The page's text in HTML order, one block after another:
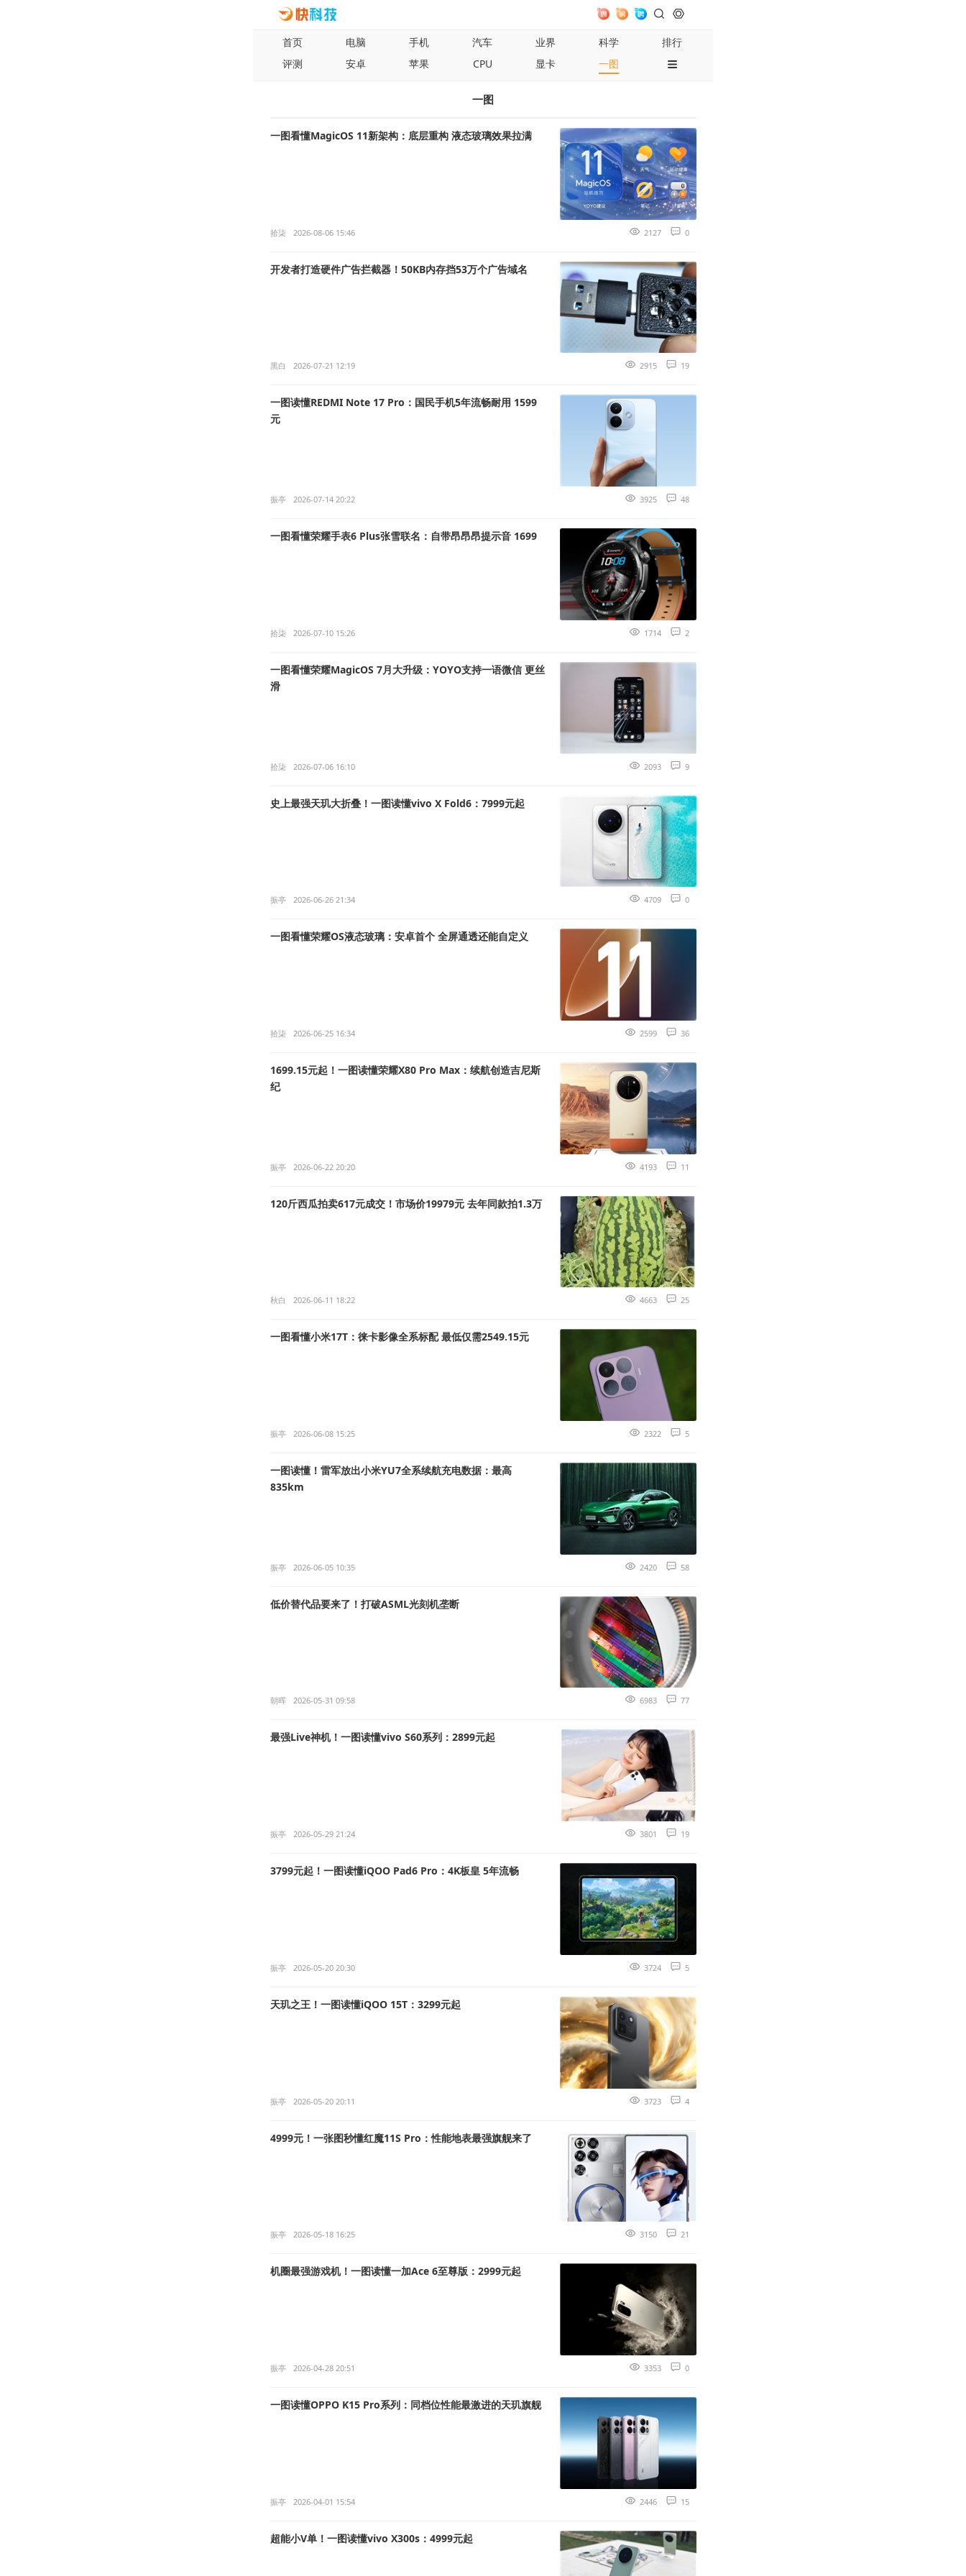
首页 电脑 手机 汽车 业界 科学
排行
评测
安卓 苹果 CPU 显卡 一图
一图
一图看懂MagicOS 11新架构：底层重构 液态玻璃效果拉满
拾柒 2026-08-06 15:46 2127 0
开发者打造硬件广告拦截器！50KB内存挡53万个广告域名
黑白 2026-07-21 12:19 2915 19
一图读懂REDMI Note 17 Pro：国民手机5年流畅耐用 1599
元
振亭 2026-07-14 20:22 3925 48
一图看懂荣耀手表6 Plus张雪联名：自带昂昂昂提示音 1699
拾柒 2026-07-10 15:26 1714 2
一图看懂荣耀MagicOS 7月大升级：YOYO支持一语微信 更丝
滑
拾柒 2026-07-06 16:10 2093 9
史上最强天玑大折叠！一图读懂vivo X Fold6：7999元起
振亭 2026-06-26 21:34 4709 0
一图看懂荣耀OS液态玻璃：安卓首个 全屏通透还能自定义
拾柒 2026-06-25 16:34 2599 36
1699.15元起！一图读懂荣耀X80 Pro Max：续航创造吉尼斯
纪
振亭 2026-06-22 20:20 4193 11
120斤西瓜拍卖617元成交！市场价19979元 去年同款拍1.3万
秋白 2026-06-11 18:22 4663 25
一图看懂小米17T：徕卡影像全系标配 最低仅需2549.15元
振亭 2026-06-08 15:25 2322 5
一图读懂！雷军放出小米YU7全系续航充电数据：最高
835km
振亭 2026-06-05 10:35 2420 58
低价替代品要来了！打破ASML光刻机垄断
朝晖 2026-05-31 09:58 6983 77
最强Live神机！一图读懂vivo S60系列：2899元起
振亭 2026-05-29 21:24 3801 19
3799元起！一图读懂iQOO Pad6 Pro：4K板皇 5年流畅
振亭 2026-05-20 20:30 3724 5
天玑之王！一图读懂iQOO 15T：3299元起
振亭 2026-05-20 20:11 3723 4
4999元！一张图秒懂红魔11S Pro：性能地表最强旗舰来了
振亭 2026-05-18 16:25 3150 21
机圈最强游戏机！一图读懂一加Ace 6至尊版：2999元起
振亭 2026-04-28 20:51 3353 0
一图读懂OPPO K15 Pro系列：同档位性能最激进的天玑旗舰
振亭 2026-04-01 15:54 2446 15
超能小V单！一图读懂vivo X300s：4999元起